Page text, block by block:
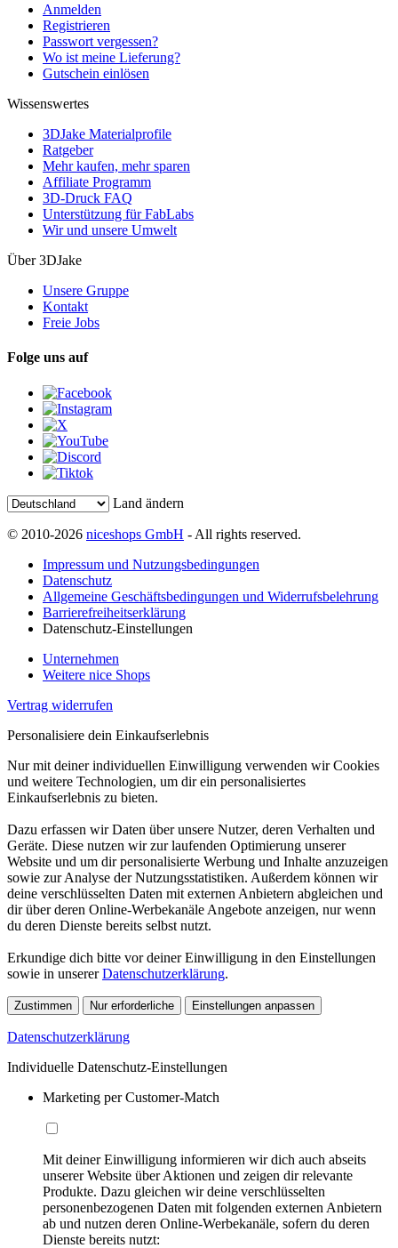
Anmelden
Registrieren
Passwort vergessen?
Wo ist meine Lieferung?
Gutschein einlösen
Wissenswertes
3DJake Materialprofile
Ratgeber
Mehr kaufen, mehr sparen
Affiliate Programm
3D-Druck FAQ
Unterstützung für FabLabs
Wir und unsere Umwelt
Über 3DJake
Unsere Gruppe
Kontakt
Freie Jobs
Folge uns auf
Land ändern
© 2010-2026 niceshops GmbH - All rights reserved.
Impressum und Nutzungsbedingungen
Datenschutz
Allgemeine Geschäftsbedingungen und Widerrufsbelehrung
Barrierefreiheitserklärung
Datenschutz-Einstellungen
Unternehmen
Weitere nice Shops
Vertrag widerrufen
Personalisiere dein Einkaufserlebnis
Nur mit deiner individuellen Einwilligung verwenden wir Cookies
und weitere Technologien, um dir ein personalisiertes
Einkaufserlebnis zu bieten.
Dazu erfassen wir Daten über unsere Nutzer, deren Verhalten und
Geräte. Diese nutzen wir zur laufenden Optimierung unserer
Website und um dir personalisierte Werbung und Inhalte anzuzeigen
sowie zur Analyse der Nutzungsstatistiken. Außerdem können wir
deine verschlüsselten Daten mit externen Anbietern abgleichen und
dir über deren Online-Werbekanäle Angebote anzeigen, nur wenn
du deren Dienste bereits selbst nutzt.
Erkundige dich bitte vor deiner Einwilligung in den Einstellungen
sowie in unsererDatenschutzerklärung.
Zustimmen Nur erforderliche Einstellungen anpassen
Datenschutzerklärung
Individuelle Datenschutz-Einstellungen
Marketing per Customer-Match
Mit deiner Einwilligung informieren wir dich auch abseits
unserer Website über Aktionen und zeigen dir relevante
Produkte. Dazu gleichen wir deine verschlüsselten
personenbezogenen Daten mit folgenden externen Anbietern
ab und nutzen deren Online-Werbekanäle, sofern du deren
Dienste bereits nutzt: